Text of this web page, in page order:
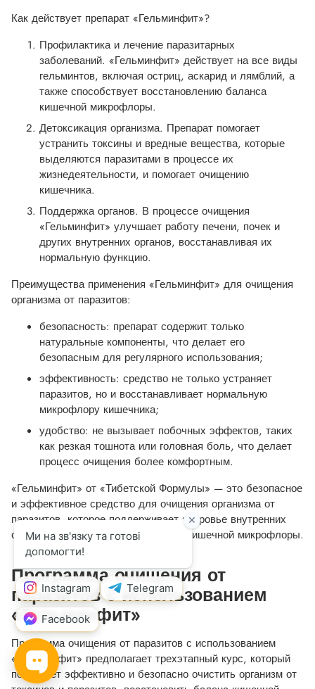
Как действует препарат «Гельминфит»?
Профилактика и лечение паразитарных
заболеваний. «Гельминфит» действует на все виды
гельминтов, включая остриц, аскарид и лямблий, а
также способствует восстановлению баланса
кишечной микрофлоры.
Детоксикация организма. Препарат помогает
устранить токсины и вредные вещества, которые
выделяются паразитами в процессе их
жизнедеятельности, и помогает очищению
кишечника.
Поддержка органов. В процессе очищения
«Гельминфит» улучшает работу печени, почек и
других внутренних органов, восстанавливая их
нормальную функцию.
Преимущества применения «Гельминфит» для очищения
организма от паразитов:
безопасность: препарат содержит только
натуральные компоненты, что делает его
безопасным для регулярного использования;
эффективность: средство не только устраняет
паразитов, но и восстанавливает нормальную
микрофлору кишечника;
удобство: не вызывает побочных эффектов, таких
как резкая тошнота или головная боль, что делает
процесс очищения более комфортным.
«Гельминфит» от «Тибетской Формулы» — это безопасное
и эффективное средство для очищения организма от
паразитов, которое поддерживает здоровье внутренних
органов и восстанавливает баланс кишечной микрофлоры.
Программа очищения от
паразитов с использованием
«Гельминфит»
Программа очищения от паразитов с использованием
«Гельминфит» предполагает трехэтапный курс, который
позволяет эффективно и безопасно очистить организм от